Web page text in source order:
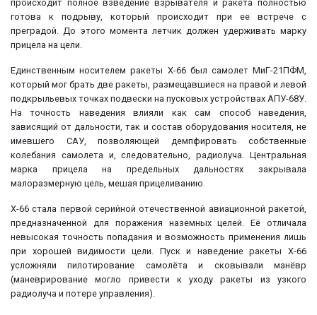
происходит полное взведение взрывателя и ракета полностью
готова к подрыву, который происходит при ее встрече с
преградой. До этого момента летчик должен удерживать марку
прицела на цели.
Единственным носителем ракеты Х-66 был самолет МиГ-21ПФМ,
который мог брать две ракеты, размещавшиеся на правой и левой
подкрыльевых точках подвески на пусковых устройствах АПУ-68У.
На точность наведения влияли как сам способ наведения,
зависящий от дальности, так и состав оборудования носителя, не
имевшего САУ, позволяющей демпфировать собственные
колебания самолета и, следовательно, радиолуча. Центральная
марка прицела на предельных дальностях закрывала
малоразмерную цель, мешая прицеливанию.
Х-66 стала первой серийной отечественной авиационной ракетой,
предназначенной для поражения наземных целей. Её отличала
невысокая точность попадания и возможность применения лишь
при хорошей видимости цели. Пуск и наведение ракеты Х-66
усложняли пилотирование самолёта и сковывали манёвр
(маневрирование могло привести к уходу ракеты из узкого
радиолуча и потере управления).